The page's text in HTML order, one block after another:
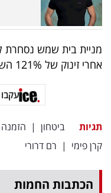
אחרי זינוק של 121% השנה ושל 202% בשנה האחרונה.
עקבו
תגיות ביטחון | הזמנה
קרן פימי | רם דרורי
הכתבות החמות